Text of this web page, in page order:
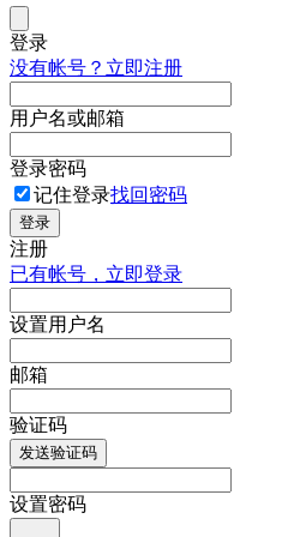
登录
没有帐号？立即注册
用户名或邮箱
登录密码
记住登录找回密码
登录
注册
已有帐号，立即登录
设置用户名
邮箱
验证码
发送验证码
设置密码